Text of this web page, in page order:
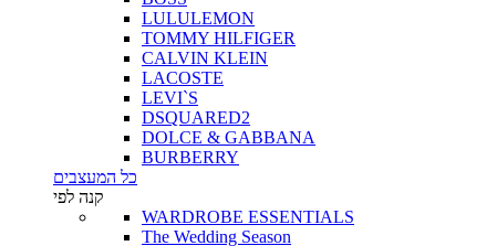
LULULEMON
TOMMY HILFIGER
CALVIN KLEIN
LACOSTE
LEVI`S
DSQUARED2
DOLCE & GABBANA
BURBERRY
כל המעצבים
קנה לפי
WARDROBE ESSENTIALS
The Wedding Season